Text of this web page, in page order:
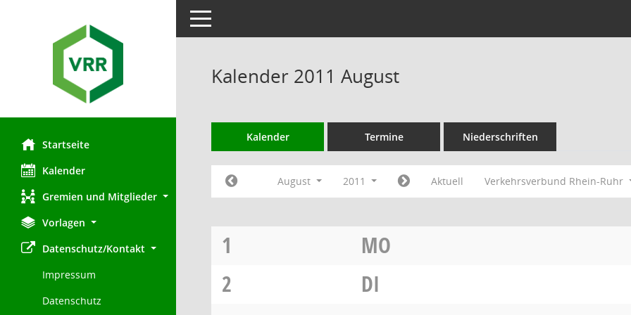
Startseite
Kalender
Gremien und Mitglieder
Vorlagen
Datenschutz/Kontakt
Impressum
Datenschutz
Toggle navigation
Kalender 2011 August
Kalender Termine Niederschriften
August 2011 Aktuell Verkehrsverbund Rhein-Ruhr
1
MO
2
DI